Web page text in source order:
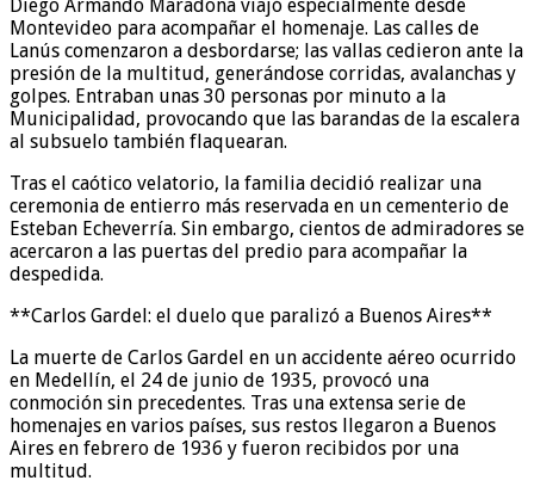
Diego Armando Maradona viajó especialmente desde
Montevideo para acompañar el homenaje. Las calles de
Lanús comenzaron a desbordarse; las vallas cedieron ante la
presión de la multitud, generándose corridas, avalanchas y
golpes. Entraban unas 30 personas por minuto a la
Municipalidad, provocando que las barandas de la escalera
al subsuelo también flaquearan.
Tras el caótico velatorio, la familia decidió realizar una
ceremonia de entierro más reservada en un cementerio de
Esteban Echeverría. Sin embargo, cientos de admiradores se
acercaron a las puertas del predio para acompañar la
despedida.
**Carlos Gardel: el duelo que paralizó a Buenos Aires**
La muerte de Carlos Gardel en un accidente aéreo ocurrido
en Medellín, el 24 de junio de 1935, provocó una
conmoción sin precedentes. Tras una extensa serie de
homenajes en varios países, sus restos llegaron a Buenos
Aires en febrero de 1936 y fueron recibidos por una
multitud.